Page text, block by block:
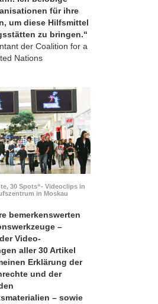
für ihre
um diese Hilfsmittel
zu bringen.“
der Coalition for a
Nations
30 Spots“- Videoclips in
in Moskau
bemerkens­werten
–
Video­
aller 30 Artikel
Erklärung der
und der
– sowie